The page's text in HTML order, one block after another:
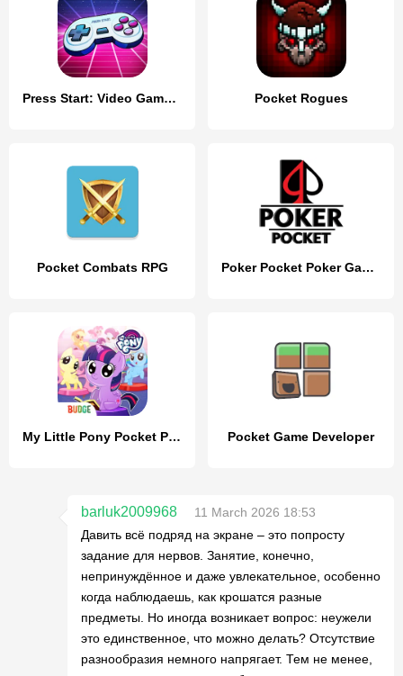
Press Start: Video Game Story Pocket Rogues
Pocket Combats RPG Poker Pocket Poker Games
My Little Pony Pocket Ponies Pocket Game Developer
barluk2009968
11 March 2026 18:53
Давить всё подряд на экране – это попросту
задание для нервов. Занятие, конечно,
непринуждённое и даже увлекательное, особенно
когда наблюдаешь, как крошатся разные
предметы. Но иногда возникает вопрос: неужели
это единственное, что можно делать? Отсутствие
разнообразия немного напрягает. Тем не менее,